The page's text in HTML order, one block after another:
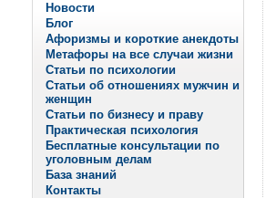
Новости
Блог
Афоризмы и короткие анекдоты
Метафоры на все случаи жизни
Статьи по психологии
Статьи об отношениях мужчин и
женщин
Статьи по бизнесу и праву
Практическая психология
Бесплатные консультации по
уголовным делам
База знаний
Контакты